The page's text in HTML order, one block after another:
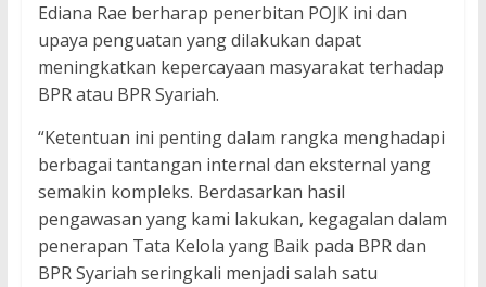
Ediana Rae berharap penerbitan POJK ini dan
upaya penguatan yang dilakukan dapat
meningkatkan kepercayaan masyarakat terhadap
BPR atau BPR Syariah.
“Ketentuan ini penting dalam rangka menghadapi
berbagai tantangan internal dan eksternal yang
semakin kompleks. Berdasarkan hasil
pengawasan yang kami lakukan, kegagalan dalam
penerapan Tata Kelola yang Baik pada BPR dan
BPR Syariah seringkali menjadi salah satu